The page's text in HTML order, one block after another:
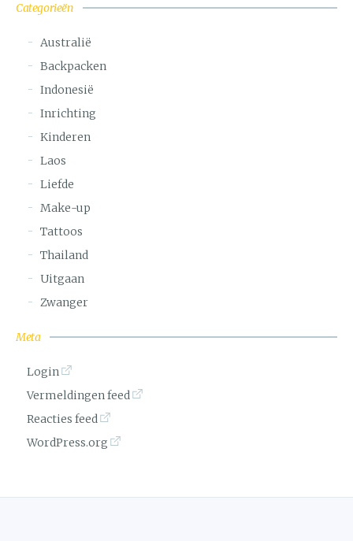
Categorieën
Australië
Backpacken
Indonesië
Inrichting
Kinderen
Laos
Liefde
Make-up
Tattoos
Thailand
Uitgaan
Zwanger
Meta
Login
Vermeldingen feed
Reacties feed
WordPress.org